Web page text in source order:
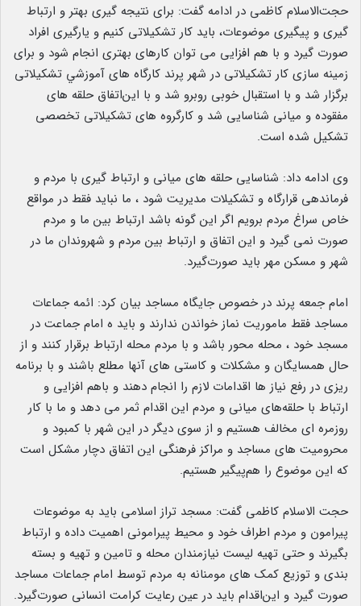
حجت‌الاسلام کاظمی در ادامه گفت: برای نتیجه گیری بهتر و ارتباط
گیری و پیگیری موضوعات، باید کار تشکیلاتی کنیم و یارگیری افراد
صورت گیرد و با هم افزایی می توان کارهای بهتری انجام شود و برای
زمینه سازی کار تشکیلاتی در شهر پرند کارگاه های آموزشي تشکیلاتی
برگزار شد و با استقبال خوبی روبرو شد و با این‌اتفاق حلقه های
مفقوده و میانی شناسایی شد و کارگروه های تشکیلاتی تخصصی
تشکیل شده است.
وی ادامه داد: شناسایی حلقه های میانی و ارتباط گیری با مردم و
فرماندهی قرارگاه و تشکیلات مدیریت شود ، ما نباید فقط در مواقع
خاص سراغ مردم برویم اگر این گونه باشد ارتباط بین ما و مردم
صورت نمی گیرد و این اتفاق و ارتباط بین مردم و شهروندان ما در
شهر و مسکن مهر باید صورت‌گیرد.
امام جمعه پرند در خصوص جایگاه مساجد بیان کرد: ائمه جماعات
مساجد فقط ماموریت نماز خواندن ندارند و بايد ه امام جماعت در
مسجد خود ، محله محور باشد و با مردم محله ارتباط برقرار کنند و از
حال همسایگان و مشکلات و کاستی های آنها مطلع باشند و با برنامه
ریزی در رفع نیاز ها اقدامات لازم را انجام دهند و باهم افزایی و
ارتباط با حلقه‌های میانی و مردم این اقدام ثمر می دهد و ما با کار
روزمره ای مخالف هستیم و از سوی دیگر در این شهر با کمبود و
محرومیت های مساجد و مراکز فرهنگی این اتفاق دچار مشکل است
که این موضوع را هم‌پیگیر هستیم.
حجت الاسلام کاظمی گفت: مسجد تراز اسلامی باید به موضوعات
پیرامون و مردم اطراف خود و محیط پیرامونی اهمیت داده و ارتباط
بگیرند و حتی تهیه لیست نیازمندان محله و تامین و تهیه و بسته
بندی و توزیع کمک های مومنانه به مردم توسط امام جماعات مساجد
صورت گیرد و این‌اقدام باید در عین رعایت کرامت انسانی صورت‌گیرد.